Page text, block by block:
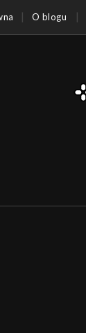
O blogu